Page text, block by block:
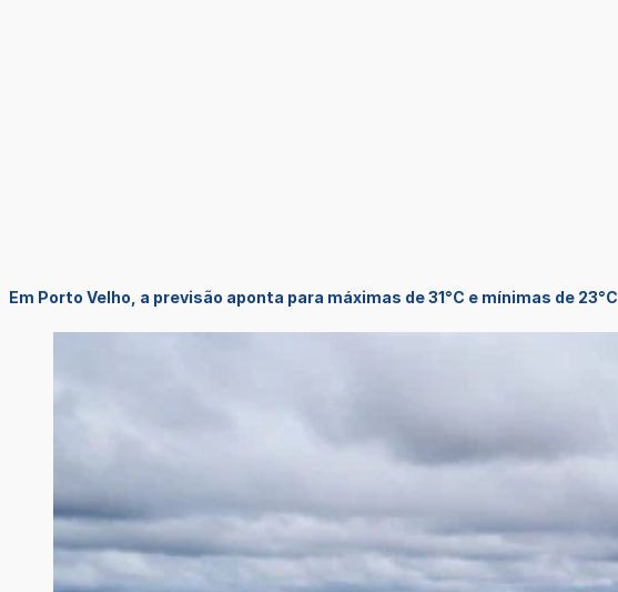
Em Porto Velho, a previsão aponta para máximas de 31°C e mínimas de 23°C